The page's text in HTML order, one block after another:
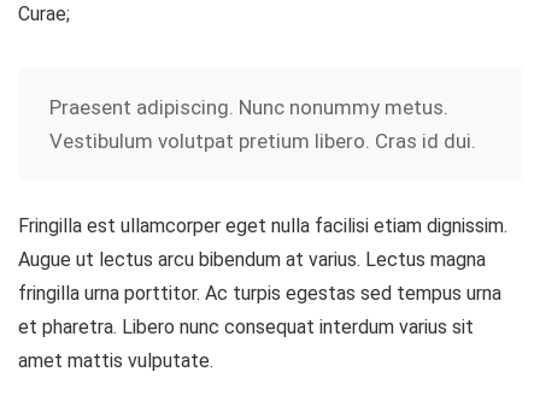
Curae;
Praesent adipiscing. Nunc nonummy metus.
Vestibulum volutpat pretium libero. Cras id dui.
Fringilla est ullamcorper eget nulla facilisi etiam dignissim.
Augue ut lectus arcu bibendum at varius. Lectus magna
fringilla urna porttitor. Ac turpis egestas sed tempus urna
et pharetra. Libero nunc consequat interdum varius sit
amet mattis vulputate.